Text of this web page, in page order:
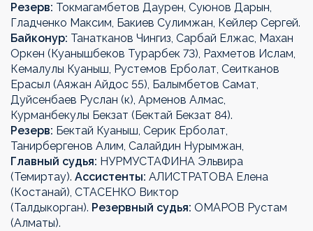
Резерв: Токмагамбетов Даурен, Суюнов Дарын,
Гладченко Максим, Бакиев Сулимжан, Кейлер Сергей.
Байконур: Танатканов Чингиз, Сарбай Елжас, Махан
Оркен (Куанышбеков Турарбек 73), Рахметов Ислам,
Кемалулы Куаныш, Рустемов Ерболат, Сеитканов
Ерасыл (Аяжан Айдос 55), Балымбетов Самат,
Дуйсенбаев Руслан (к), Арменов Алмас,
Курманбекулы Бекзат (Бектай Бекзат 84).
Резерв: Бектай Куаныш, Серик Ерболат,
Танирбергенов Алим, Салайдин Нурымжан,
Главный судья: НУРМУСТАФИНА Эльвира
(Темиртау). Ассистенты: АЛИСТРАТОВА Елена
(Костанай), СТАСЕНКО Виктор
(Талдыкорган). Резервный судья: ОМАРОВ Рустам
(Алматы).